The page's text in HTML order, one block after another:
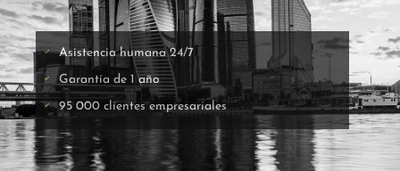
Asistencia humana 24/7
Garantía de 1 año
95 000 clientes empresariales